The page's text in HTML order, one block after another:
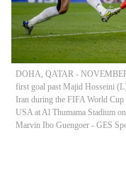
DOHA, QATAR -
first goal past Majid Hosseini
Iran during the FIFA World
USA at Al Thumama Stadium
Marvin Ibo Guengoer - GES